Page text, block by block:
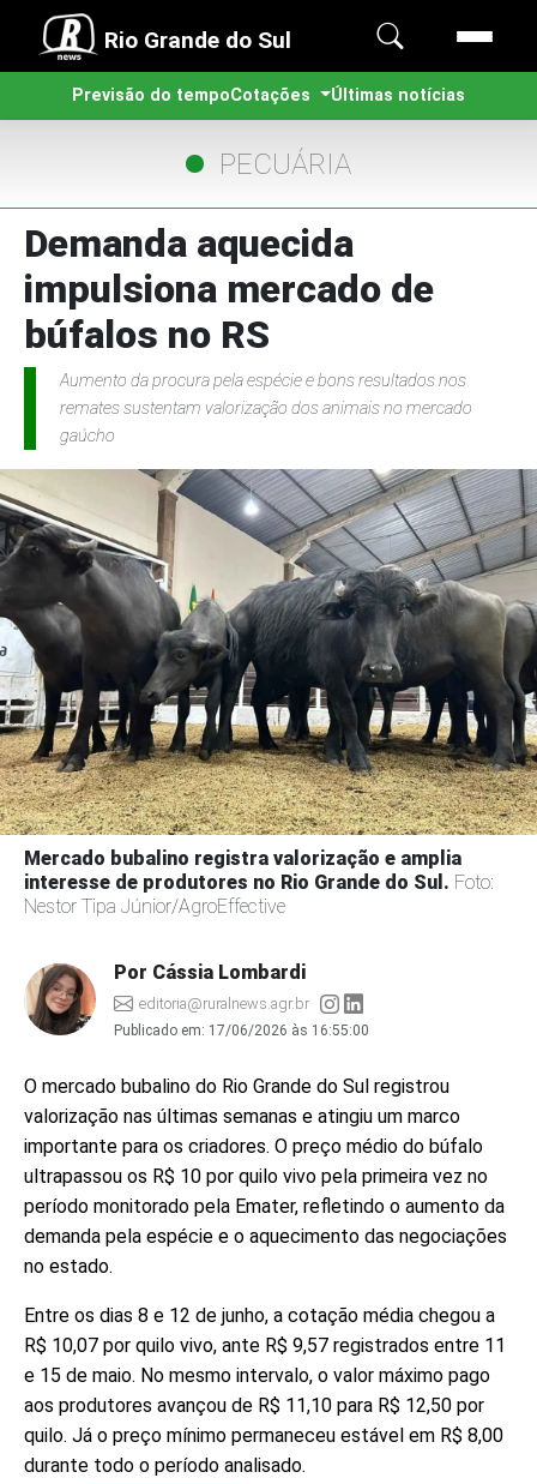
Rio Grande do Sul
Previsão do tempoCotações Últimas notícias
PECUÁRIA
Demanda aquecida
impulsiona mercado de
búfalos no RS
Aumento da procura pela espécie e bons resultados nos
remates sustentam valorização dos animais no mercado
gaúcho
Mercado bubalino registra valorização e amplia
interesse de produtores no Rio Grande do Sul. Foto:
Nestor Tipa Júnior/AgroEffective
Por Cássia Lombardi
editoria@ruralnews.agr.br
Publicado em: 17/06/2026 às 16:55:00
O mercado bubalino do Rio Grande do Sul registrou
valorização nas últimas semanas e atingiu um marco
importante para os criadores. O preço médio do búfalo
ultrapassou os R$ 10 por quilo vivo pela primeira vez no
período monitorado pela Emater, refletindo o aumento da
demanda pela espécie e o aquecimento das negociações
no estado.
Entre os dias 8 e 12 de junho, a cotação média chegou a
R$ 10,07 por quilo vivo, ante R$ 9,57 registrados entre 11
e 15 de maio. No mesmo intervalo, o valor máximo pago
aos produtores avançou de R$ 11,10 para R$ 12,50 por
quilo. Já o preço mínimo permaneceu estável em R$ 8,00
durante todo o período analisado.